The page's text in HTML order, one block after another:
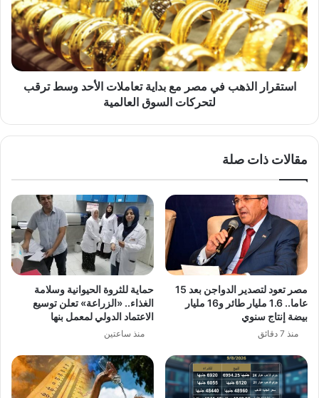
مع
بداية
تعاملات
الأحد
وسط
ترقباستقرار الذهب في مصر مع بداية تعاملات الأحد وسط ترقب
لتحركات السوق العالمية
مقالات ذات صلة
مصر تعود لتصدير الدواجن بعد 15
عاما.. 1.6 مليار طائر و16 مليار
بيضة إنتاج سنوي
منذ 7 دقائق
حماية للثروة الحيوانية وسلامة
الغذاء.. «الزراعة» تعلن توسيع
الاعتماد الدولي لمعمل بنها
منذ ساعتين